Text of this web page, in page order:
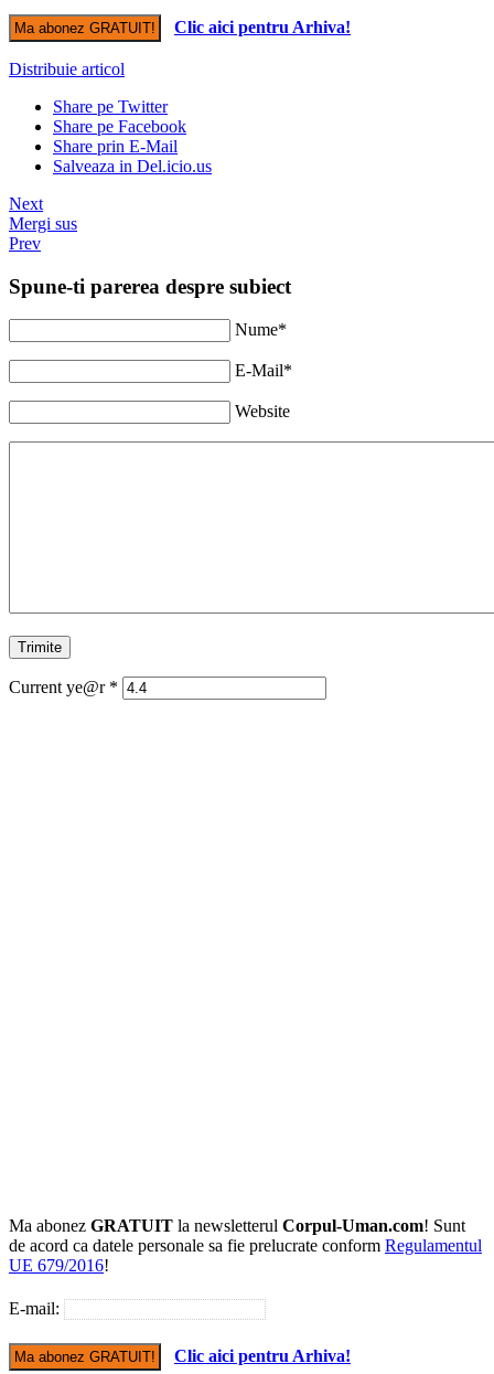
Clic aici pentru Arhiva!
Distribuie articol
Share pe Twitter
Share pe Facebook
Share prin E-Mail
Salveaza in Del.icio.us
Next
Mergi sus
Prev
Spune-ti parerea despre subiect
Nume*
E-Mail*
Website
Current ye@r *
Ma abonez GRATUIT la newsletterul Corpul-Uman.com! Sunt
de acord ca datele personale sa fie prelucrate conform Regulamentul
UE 679/2016!
E-mail:
Clic aici pentru Arhiva!